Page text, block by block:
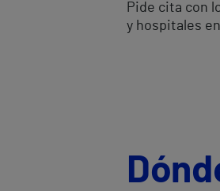
Pide cita con
y hospitales